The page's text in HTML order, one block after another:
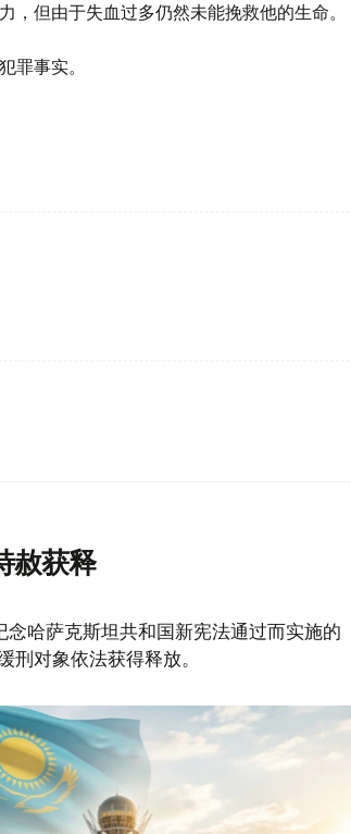
但由于失血过多仍然未能挽救他的生命。
罪事实。
赦获释
念哈萨克斯坦共和国新宪法通过而实施的
对象依法获得释放。